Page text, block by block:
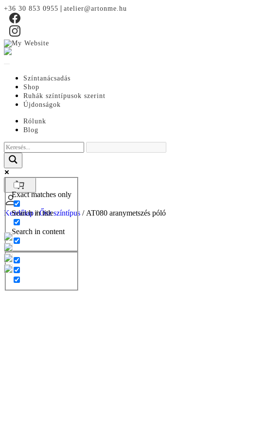
+36 30 853 0955 | atelier@artonme.hu
Színtanácsadás
Shop
Ruhák színtípusok szerint
Újdonságok
Rólunk
Blog
Exact matches only
Search in title
Search in content
Kezdőlap/Ősz színtípus / AT080 aranymetszés póló